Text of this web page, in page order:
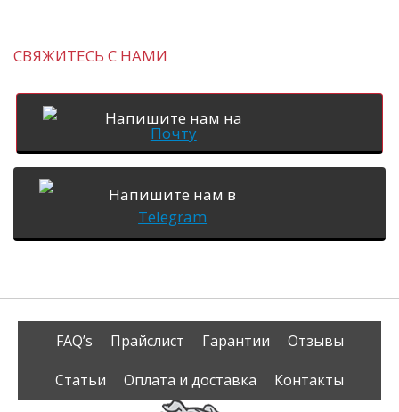
СВЯЖИТЕСЬ С НАМИ
Напишите нам на
Почту
Напишите нам в
Telegram
FAQ’s Прайслист Гарантии
Отзывы
Статьи
Оплата и доставка Контакты